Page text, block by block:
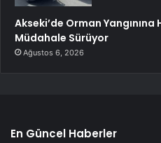
Akseki’de Orman
Müdahale Sürüyor
Ağustos 6, 2026
En Güncel Haberler